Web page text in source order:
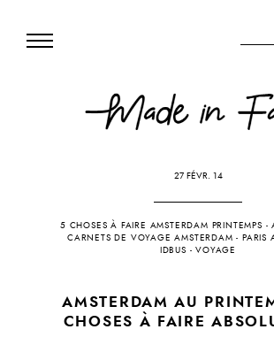
27 FÉVR. 14
5 CHOSES À FAIRE AMSTERDAM PRINTEMPS -
CARNETS DE VOYAGE AMSTERDAM - PARIS
IDBUS -VOYAGE
AMSTERDAM AU
CHOSES À FAIRE